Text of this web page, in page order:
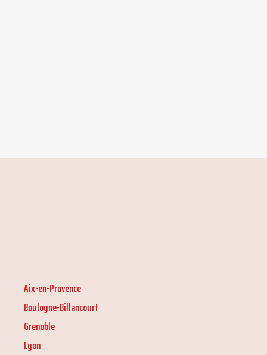
Aix-en-Provence
Boulogne-Billancourt
Grenoble
Lyon